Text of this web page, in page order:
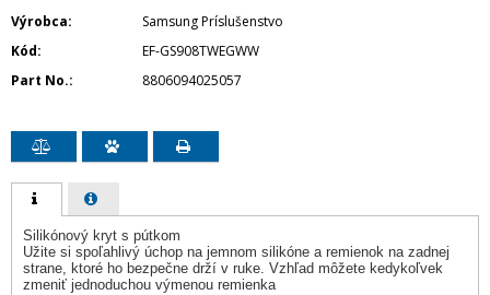
Výrobca
Samsung Príslušenstvo
Kód
EF-GS908TWEGWW
Part No.
8806094025057
Silikónový kryt s pútkom
Užite si spoľahlivý úchop na jemnom silikóne a remienok na zadnej
strane, ktoré ho bezpečne drží v ruke. Vzhľad môžete kedykoľvek
zmeniť jednoduchou výmenou remienka